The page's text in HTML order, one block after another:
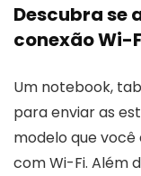
Descubra se
conexão Wi-
Um notebook,
para enviar as
modelo que
com Wi-Fi. Além